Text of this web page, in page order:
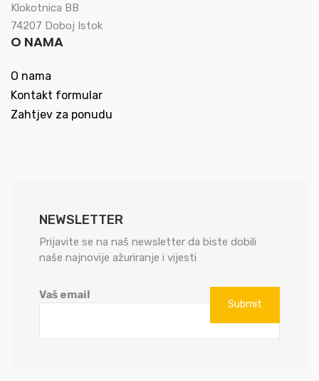
Klokotnica BB
74207 Doboj Istok
O NAMA
O nama
Kontakt formular
Zahtjev za ponudu
NEWSLETTER
Prijavite se na naš newsletter da biste dobili
naše najnovije ažuriranje i vijesti
Vaš email